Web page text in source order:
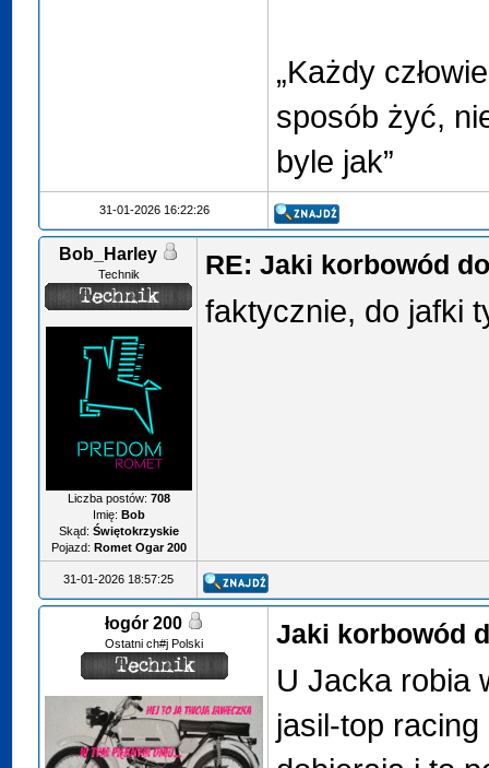
„Każdy
sposób żyć,
byle jak”
31-01-2026 16:22:26
Bob_Harley
Technik
Liczba postów: 708
Imię: Bob
Skąd: Świętokrzyskie
Pojazd: Romet Ogar 200
RE: Jaki korbowód
faktycznie, do jafki
31-01-2026 18:57:25
łogór 200
Ostatni ch#j Polski Jaki korbowód
U Jacka robia
jasil-top